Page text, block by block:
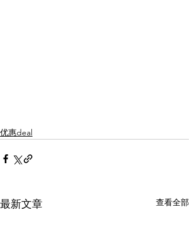
优惠deal
最新文章 查看全部